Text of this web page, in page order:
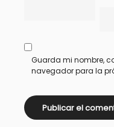
Guarda mi nombre,
navegador para la